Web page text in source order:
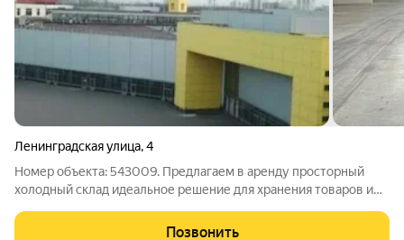
Ленинградская улица,4
Номер объекта: 543009. Предлагаем в аренду просторный
холодный склад идеальное решение для хранения товаров и
(возможна сдача частями от 1 000 м); тип: холодный склад;Позвонить